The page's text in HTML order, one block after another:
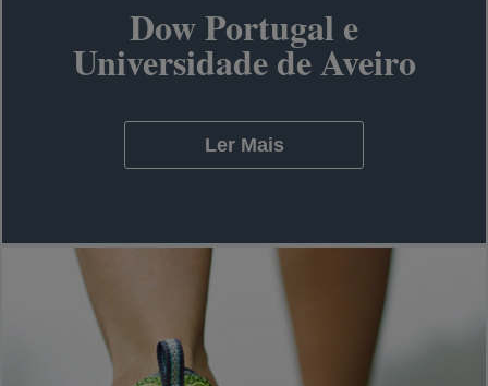
Dow Portugal e
Universidade de Aveiro
Ler Mais